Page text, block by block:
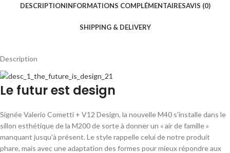
DESCRIPTIONINFORMATIONS COMPLÉMENTAIRESAVIS (0)
SHIPPING & DELIVERY
Description
Le futur est design
Signée Valerio Cometti + V12 Design, la nouvelle M40 s'installe dans le
sillon esthétique de la M200 de sorte à donner un « air de famille »
manquant jusqu'à présent. Le style rappelle celui de notre produit
phare, mais avec une adaptation des formes pour mieux répondre aux